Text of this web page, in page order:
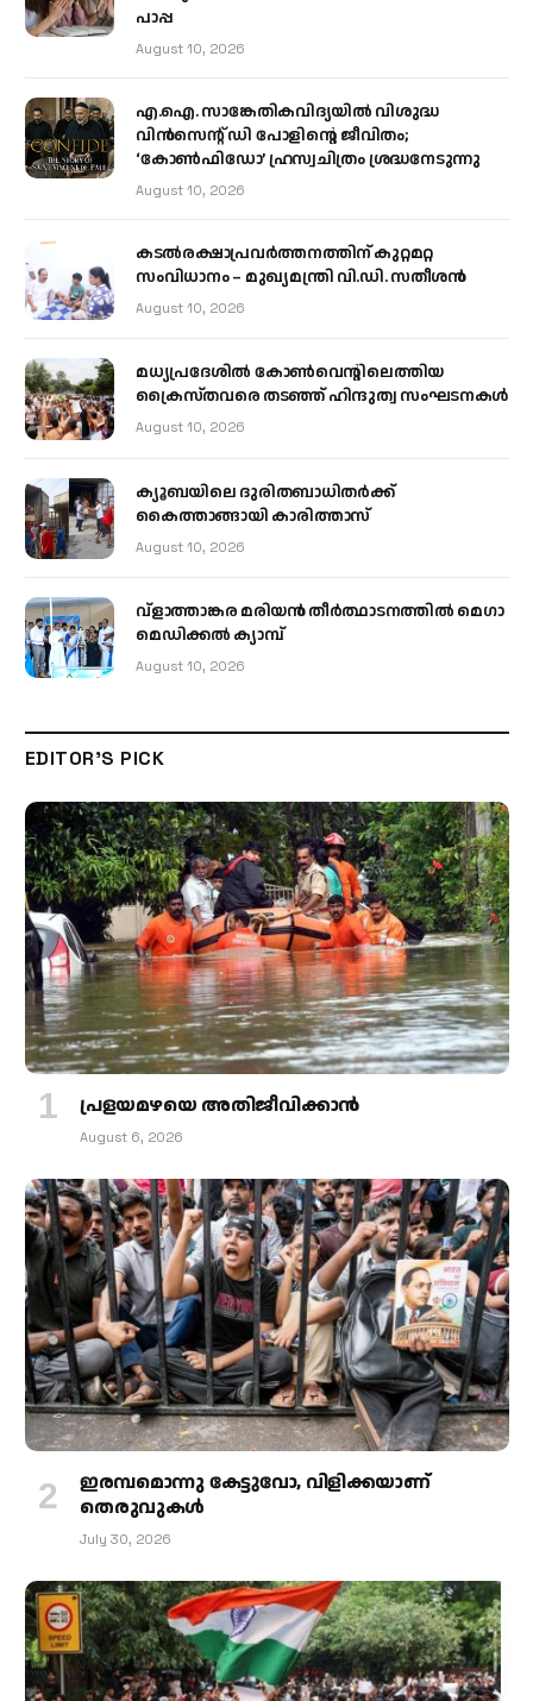
പാപ്പ
August 10, 2026
എ.ഐ. സാങ്കേതികവിദ്യയിൽ വിശുദ്ധ
വിൻസെന്റ് ഡി പോളിന്റെ ജീവിതം;
‘കോൺഫിഡോ’ ഹ്രസ്വചിത്രം ശ്രദ്ധനേടുന്നു
August 10, 2026
കടല്‍രക്ഷാപ്രവര്‍ത്തനത്തിന് കുറ്റമറ്റ
സംവിധാനം – മുഖ്യമന്ത്രി വി.ഡി. സതീശന്‍
August 10, 2026
മധ്യപ്രദേശിൽ കോൺവെന്റിലെത്തിയ
ക്രൈസ്തവരെ തടഞ്ഞ് ഹിന്ദുത്വ സംഘടനകൾ
August 10, 2026
ക്യൂബയിലെ ദുരിതബാധിതർക്ക്
കൈത്താങ്ങായി കാരിത്താസ്
August 10, 2026
വ്ളാത്താങ്കര മരിയൻ തീർത്ഥാടനത്തിൽ മെഗാ
മെഡിക്കൽ ക്യാമ്പ്
August 10, 2026
EDITOR'S PICK
പ്രളയമഴയെ അതിജീവിക്കാന്‍
August 6, 2026
ഇരമ്പമൊന്നു കേട്ടുവോ, വിളിക്കയാണ്
തെരുവുകള്‍
July 30, 2026